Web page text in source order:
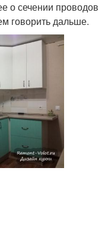
о сечении проводов
говорить дальше.